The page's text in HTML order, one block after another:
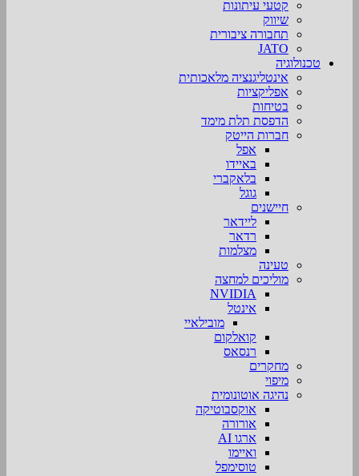
קטעי עיתונות
שיווק
תחבורה ציבורית
JATO
טכנולוגיה
אינטליגנציה מלאכותית
אפליקציות
בטיחות
הדפסת תלת מימד
חברות הייטק
אפל
באיידו
בלאקברי
גוגל
חיישנים
ליידאר
רדאר
מצלמות
טעינה
מוליכים למחצה
NVIDIA
אינטל
מובילאיי
קואלקום
רנסאס
מחקרים
מיפוי
נהיגה אוטונומית
אוקסבוטיקה
אורורה
ארגו AI
ואיימו
טוסימפל